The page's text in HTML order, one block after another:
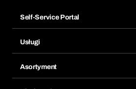
Self-Service Portal
Ponowne zamówienie
Zamówienia cykliczne
Usługi
Asortyment